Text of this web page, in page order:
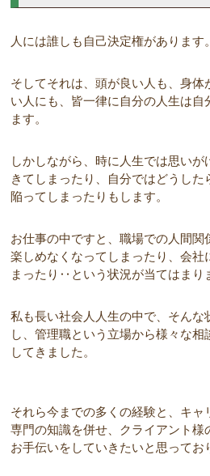
人には誰しも自己決定権があります。
そしてそれは、頭が良い人も、身体
い人にも、皆一律に自分の人生は自
ます。
しかしながら、時に人生では思い
きてしまったり、自分ではどうした
陥ってしまったりもします。
お仕事の中ですと、職場での人間関
楽しめなくなってしまったり、会社
まったり‥という状況が当てはまり
私も長い社会人人生の中で、そんな
し、管理職という立場から様々な相
してきました。
それら今までの多くの経験と、キャ
専門の知識を併せ、クライアント様
お手伝いをしていきたいと思ってお